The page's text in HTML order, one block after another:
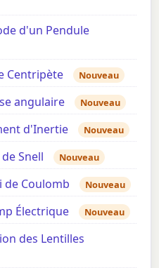
d'un Pendule
Centripète Nouveau
angulaire Nouveau
d'Inertie Nouveau
Snell Nouveau
de Coulomb Nouveau
Électrique Nouveau
des Lentilles